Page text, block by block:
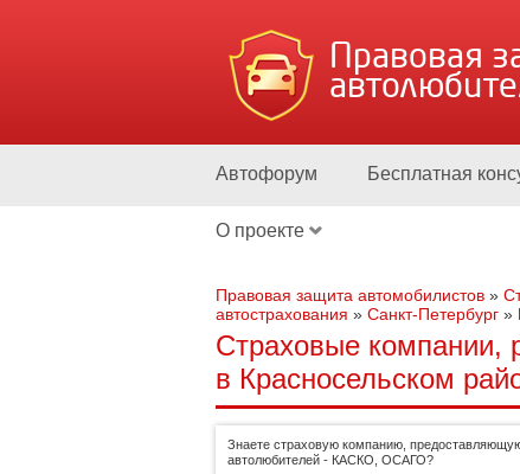
Правовая
Автофорум Бесплатная
О проекте
Правовая защита автомобилистов »
автострахования » Санкт-Петербург »
Страховые компании,
в Красносельском
Знаете страховую компанию,
автолюбителей - КАСКО, ОСАГО?